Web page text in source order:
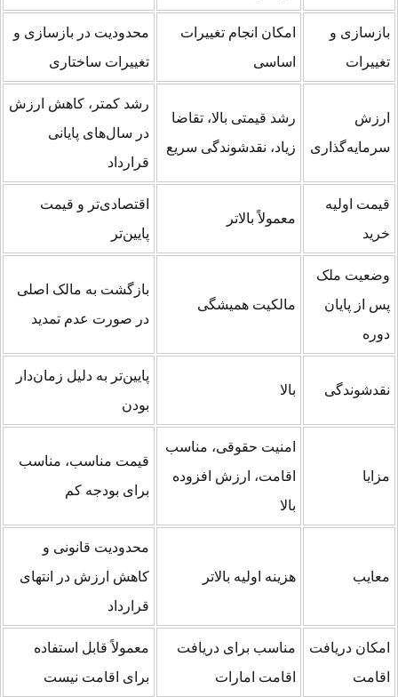
بازسازی و
تغییرات
امکان انجام تغییرات
اساسی
محدودیت در بازسازی و
تغییرات ساختاری
ارزش
سرمایه‌گذاری
رشد قیمتی بالا، تقاضا
زیاد، نقدشوندگی سریع
رشد کمتر، کاهش ارزش
در سال‌های پایانی
قرارداد
قیمت اولیه
خرید
معمولاً بالاتر
اقتصادی‌تر و قیمت
پایین‌تر
وضعیت ملک
پس از پایان
دوره
مالکیت همیشگی
بازگشت به مالک اصلی
در صورت عدم تمدید
نقدشوندگی بالا
پایین‌تر به دلیل زمان‌دار
بودن
مزایا
امنیت حقوقی، مناسب
اقامت، ارزش افزوده
بالا
قیمت مناسب، مناسب
برای بودجه کم
معایب هزینه اولیه بالاتر
محدودیت قانونی و
کاهش ارزش در انتهای
قرارداد
امکان دریافت
اقامت
مناسب برای دریافت
اقامت امارات
معمولاً قابل استفاده
برای اقامت نیست